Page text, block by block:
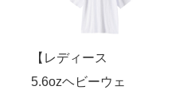
【レディース
5.6ozヘビーウェ